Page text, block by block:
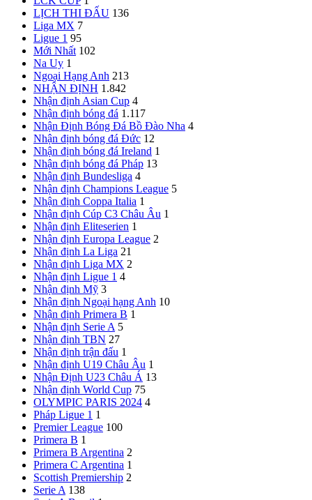
LỊCH THI ĐẤU 136
Liga MX 7
Ligue 1 95
Mới Nhất 102
Na Uy 1
Ngoại Hạng Anh 213
NHẬN ĐỊNH 1.842
Nhận định Asian Cup 4
Nhận định bóng đá 1.117
Nhận Định Bóng Đá Bồ Đào Nha 4
Nhận định bóng đá Đức 12
Nhận định bóng đá Ireland 1
Nhận định bóng đá Pháp 13
Nhận định Bundesliga 4
Nhận định Champions League 5
Nhận định Coppa Italia 1
Nhận định Cúp C3 Châu Âu 1
Nhận định Eliteserien 1
Nhận định Europa League 2
Nhận định La Liga 21
Nhận định Liga MX 2
Nhận định Ligue 1 4
Nhận định Mỹ 3
Nhận định Ngoại hạng Anh 10
Nhận định Primera B 1
Nhận định Serie A 5
Nhận định TBN 27
Nhận định trận đấu 1
Nhận định U19 Châu Âu 1
Nhận Định U23 Châu Á 13
Nhận định World Cup 75
OLYMPIC PARIS 2024 4
Pháp Ligue 1 1
Premier League 100
Primera B 1
Primera B Argentina 2
Primera C Argentina 1
Scottish Premiership 2
Serie A 138